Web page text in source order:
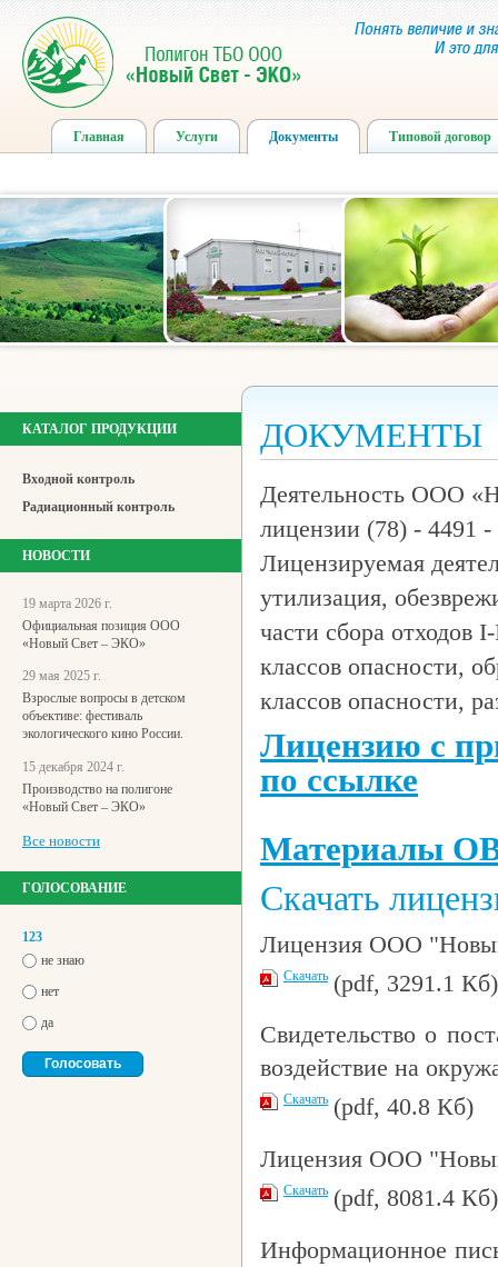
Главная Услуги Документы Типовой договор
КАТАЛОГ ПРОДУКЦИИ
Входной контроль
Радиационный контроль
НОВОСТИ
19 марта 2026 г.
Официальная позиция ООО
«Новый Свет – ЭКО»
29 мая 2025 г.
Взрослые вопросы в детском
объективе: фестиваль
экологического кино России.
15 декабря 2024 г.
Производство на полигоне
«Новый Свет – ЭКО»
Все новости
ГОЛОСОВАНИЕ
123
не знаю
нет
да
ДОКУМЕНТЫ
Деятельность ООО
лицензии (78) - 4491
Лицензируемая
утилизация,
части сбора отходов
классов опасности,
классов опасности,
Лицензию с
по ссылке
Материалы
Скачать
Лицензия ООО
Скачать (pdf, 3291.1 Кб)
Свидетельство о
воздействие на
Скачать (pdf, 40.8 Кб)
Лицензия ООО
Скачать (pdf, 8081.4 Кб)
Информационное